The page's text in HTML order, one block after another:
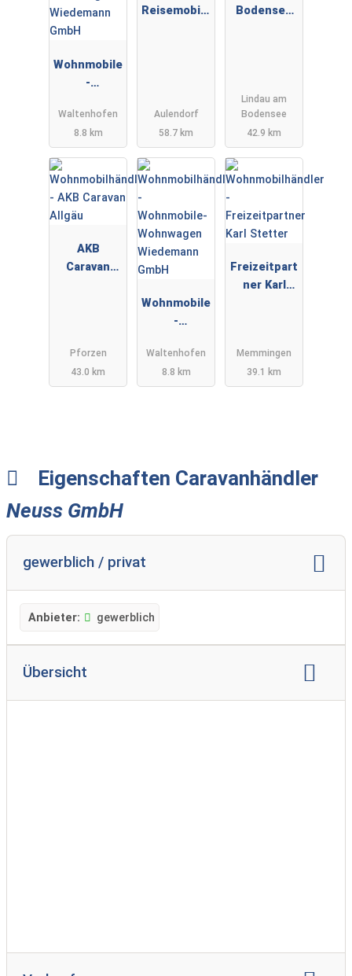
Wohnmobile
-
Wiedemann
GmbH
Waltenhofen
8.8 km
Reisemobilb
Aulendorf
58.7 km
Bodensee
Lindau am
Bodensee
42.9 km
AKB
Caravan
Pforzen
43.0 km
Wohnmobile
-
Wiedemann
GmbH
Waltenhofen
8.8 km
Freizeitpart
ner Karl
Memmingen
39.1 km
Eigenschaften Caravanhändler
Neuss GmbH
gewerblich / privat
Anbieter: gewerblich
Übersicht